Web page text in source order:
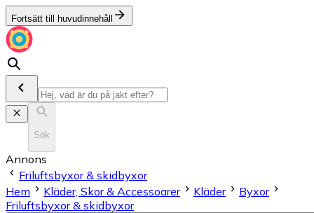
Fortsätt till huvudinnehåll
Sök
Annons
Friluftsbyxor & skidbyxor
Hem
Kläder, Skor & Accessoarer Kläder
Byxor
Friluftsbyxor & skidbyxor